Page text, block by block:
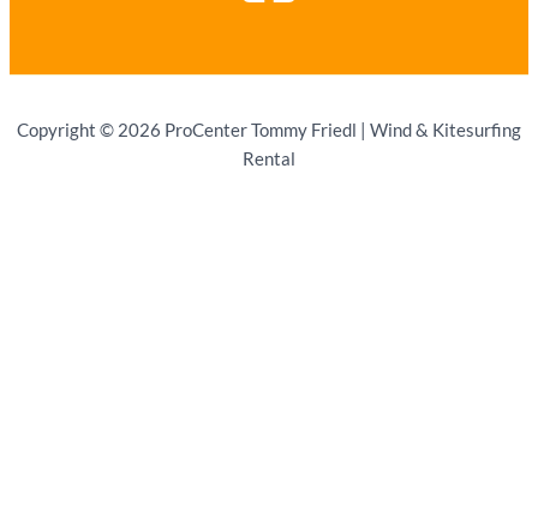
Copyright © 2026 ProCenter Tommy Friedl | Wind & Kitesurfing
Rental